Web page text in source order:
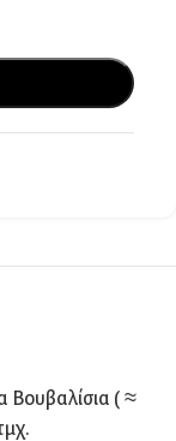
Βουβαλίσια ( ≈